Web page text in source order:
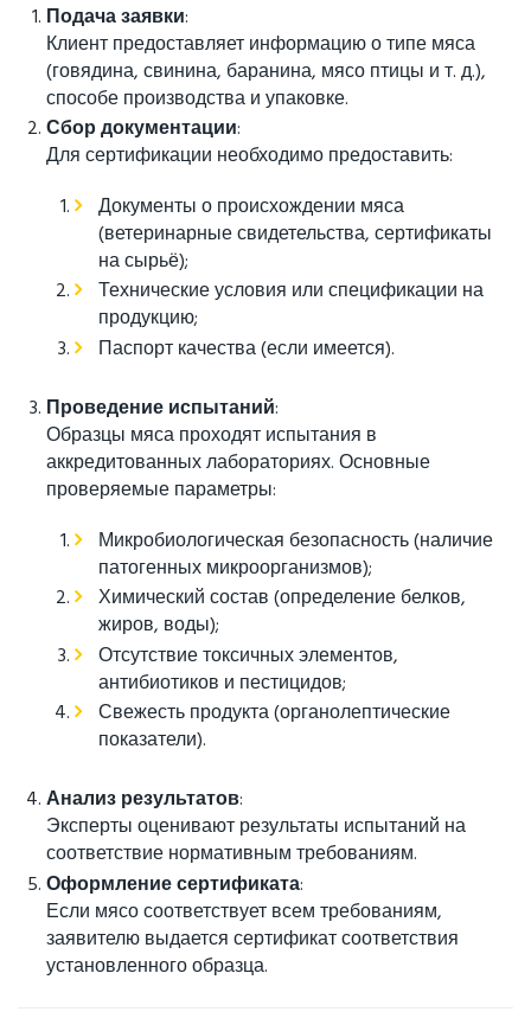
Подача заявки:
Клиент предоставляет информацию о типе мяса
(говядина, свинина, баранина, мясо птицы и т. д.),
способе производства и упаковке.
Сбор документации:
Для сертификации необходимо предоставить:
Документы о происхождении мяса
(ветеринарные свидетельства, сертификаты
на сырьё);
Технические условия или спецификации на
продукцию;
Паспорт качества (если имеется).
Проведение испытаний:
Образцы мяса проходят испытания в
аккредитованных лабораториях. Основные
проверяемые параметры:
Микробиологическая безопасность (наличие
патогенных микроорганизмов);
Химический состав (определение белков,
жиров, воды);
Отсутствие токсичных элементов,
антибиотиков и пестицидов;
Свежесть продукта (органолептические
показатели).
Анализ результатов:
Эксперты оценивают результаты испытаний на
соответствие нормативным требованиям.
Оформление сертификата:
Если мясо соответствует всем требованиям,
заявителю выдается сертификат соответствия
установленного образца.